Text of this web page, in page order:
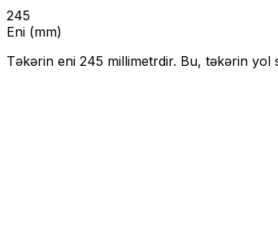
245
Eni (mm)
Təkərin eni 245 millimetrdir. Bu, təkərin yol